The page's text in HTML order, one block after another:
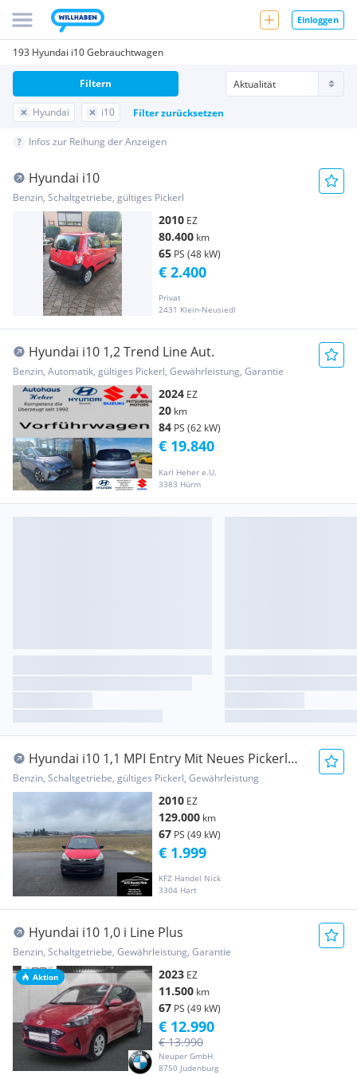
Einloggen
193 Hyundai i10 Gebrauchtwagen
Hyundai i10 Filter zurücksetzen
Filtern
Infos zur Reihung der Anzeigen
Hyundai i10
Benzin, Schaltgetriebe, gültiges Pickerl
2010 EZ
80.400 km
65 PS (48 kW)
Privat
2431 Klein-Neusiedl
€ 2.400
Hyundai i10 1,2 Trend Line Aut.
Benzin, Automatik, gültiges Pickerl, Gewährleistung, Garantie
2024 EZ
20 km
84 PS (62 kW)
Karl Heher e.U.
3383 Hürm
€ 19.840
Hyundai i10 1,1 MPI Entry Mit Neues Pickerl
und Service
Benzin, Schaltgetriebe, gültiges Pickerl, Gewährleistung
2010 EZ
129.000 km
67 PS (49 kW)
KFZ Handel Nick
3304 Hart
€ 1.999
Aktion
Hyundai i10 1,0 i Line Plus
Benzin, Schaltgetriebe, Gewährleistung, Garantie
2023 EZ
11.500 km
67 PS (49 kW)
Neuper GmbH
8750 Judenburg
€ 13.990
€ 12.990